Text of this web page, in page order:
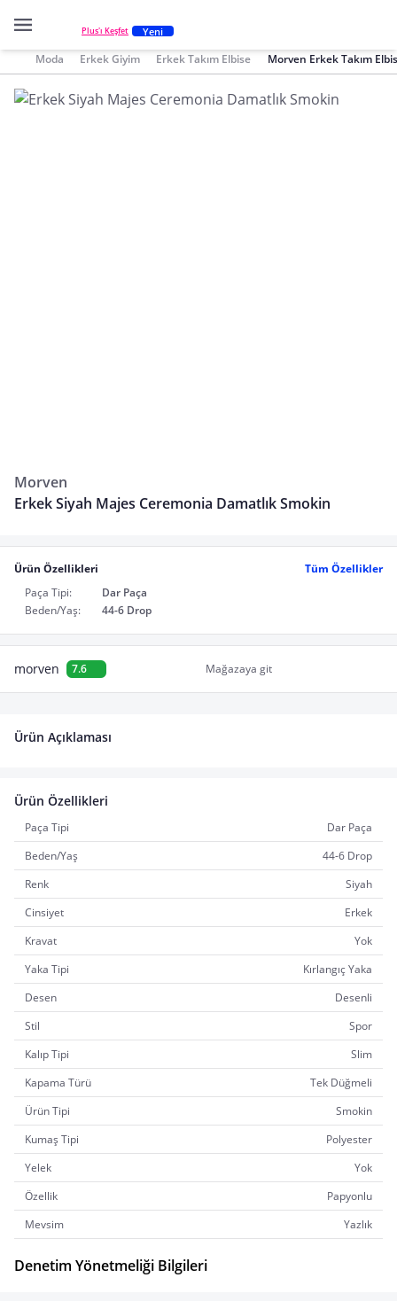
Plus'ı Keşfet Yeni
Moda Erkek Giyim Erkek Takım Elbise Morven Erkek Takım
Morven
Erkek Siyah Majes Ceremonia Damatlık Smokin
Ürün Özellikleri
Tüm Özellikler
Paça Tipi:
Dar Paça
Beden/Yaş:
44-6 Drop
morven 7.6 Mağazaya git
Ürün Açıklaması
Ürün Özellikleri
Paça Tipi
Dar Paça
Beden/Yaş
44-6 Drop
Renk
Siyah
Cinsiyet
Erkek
Kravat
Yok
Yaka Tipi
Kırlangıç Yaka
Desen
Desenli
Stil
Spor
Kalıp Tipi
Slim
Kapama Türü
Tek Düğmeli
Ürün Tipi
Smokin
Kumaş Tipi
Polyester
Yelek
Yok
Özellik
Papyonlu
Mevsim
Yazlık
Denetim Yönetmeliği Bilgileri